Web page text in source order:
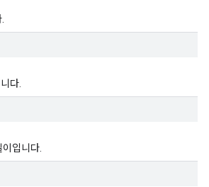
다.
입니다.